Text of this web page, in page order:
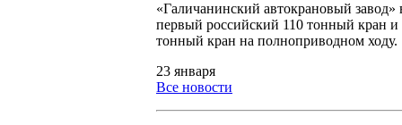
«Галичанинский автокрановый завод»
первый российский 110 тонный кран и
тонный кран на полноприводном ходу.
23 января
Все новости